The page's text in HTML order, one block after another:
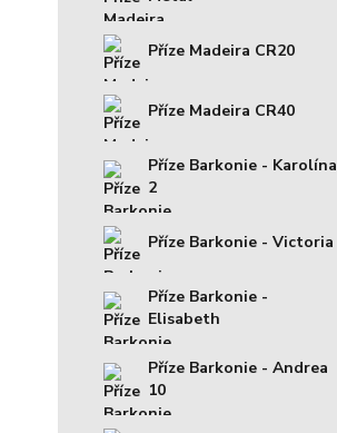
Příze Madeira CR20
Příze Madeira CR40
Příze Barkonie - Karolína
2
Příze Barkonie - Victoria
Příze Barkonie -
Elisabeth
Příze Barkonie - Andrea
10